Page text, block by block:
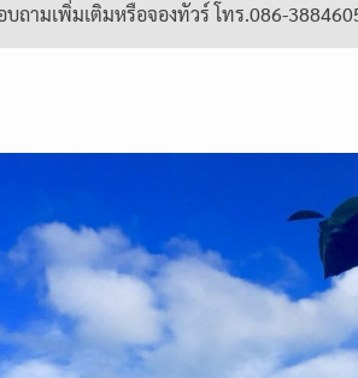
ามเพิ่มเติมหรือจองทัวร์ โทร.086-